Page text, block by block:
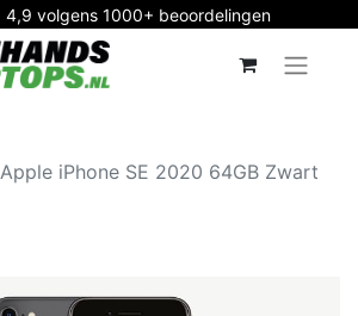
4,9 volgens 1000+ beoordelingen
Apple iPhone SE 2020 64GB Zwart